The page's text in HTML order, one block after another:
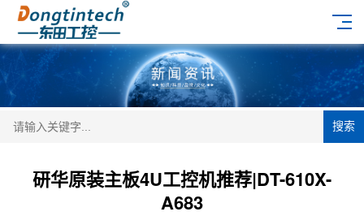
搜索
研华原装主板4U工控机推荐|DT-610X-
A683